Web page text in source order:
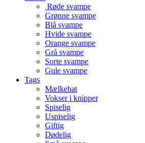
Røde svampe
Grønne svampe
Blå svampe
Hvide svampe
Orange svampe
Grå svampe
Sorte svampe
Gule svampe
Tags
Mælkehat
Vokser i knipper
Spiselig
Uspiselig
Giftig
Dødelig